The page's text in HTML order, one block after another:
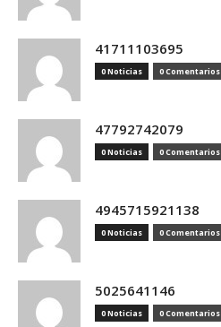
41711103695
0 Noticias 0 Comentarios
47792742079
0 Noticias 0 Comentarios
4945715921138
0 Noticias 0 Comentarios
5025641146
0 Noticias 0 Comentarios